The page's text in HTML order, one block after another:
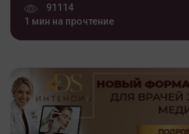
91114
1 мин на прочтение